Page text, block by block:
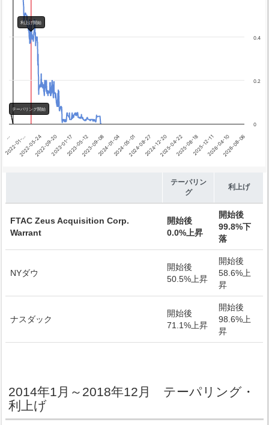
テーパリング開始
利上げ開始
テーパリング開始
利上げ開始
…
2022-01-…2022-05-242022-09-202023-01-172023-05-122023-09-082024-01-042024-05-012024-08-272024-12-202025-04-222025-08-182025-12-112026-04-102026-08-06
0
0.2
0.4
テーパリン
グ
利上げ
FTAC Zeus Acquisition Corp.
Warrant
開始後
0.0%上昇
開始後
99.8%下
落
NYダウ
開始後
50.5%上昇
開始後
58.6%上
昇
ナスダック
開始後
71.1%上昇
開始後
98.6%上
昇
2014年1月～2018年12月 テーパリング・
利上げ